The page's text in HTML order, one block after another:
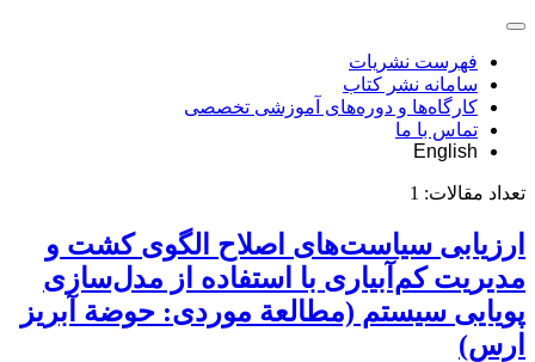
فهرست نشریات
سامانه نشر کتاب
کارگاه‌ها و دوره‌های آموزشی تخصصی
تماس با ما
English
تعداد مقالات: 1
ارزیابی سیاست‌های اصلاح الگوی کشت و
مدیریت کم‌آبیاری با استفاده از مدل‌سازی
پویایی سیستم (مطالعة موردی: حوضة آبریز
ارس)